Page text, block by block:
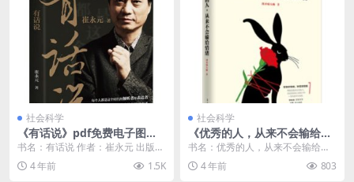
社会科学
《有话说》pdf免费电子图书
资源下载
书名：有话说 作者：崔永元 出版
社：浙江人民出版社 出版年：2018
-12 页数...
4 年前 1.5K
社会科学
《优秀的人，从来不会输给情
绪》pdf电子图书下载
书名：优秀的人，从来不会输给情
绪 作者：剑圣喵大师 出版社：古吴
轩出版社 出版年...
4 年前 803